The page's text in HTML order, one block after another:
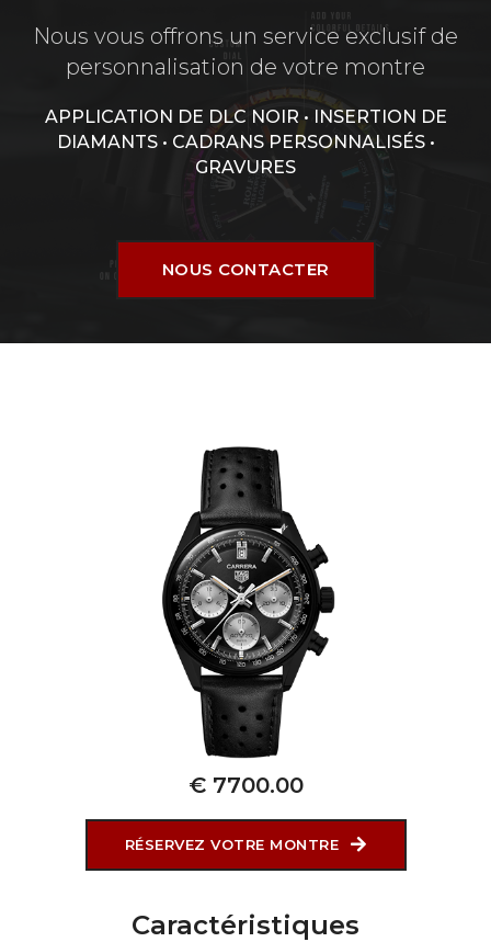
Nous vous offrons un service exclusif de
personnalisation de votre montre
APPLICATION DE DLC NOIR • INSERTION DE
DIAMANTS • CADRANS PERSONNALISÉS •
GRAVURES
NOUS CONTACTER
€ 7700.00
RÉSERVEZ VOTRE MONTRE
Caractéristiques